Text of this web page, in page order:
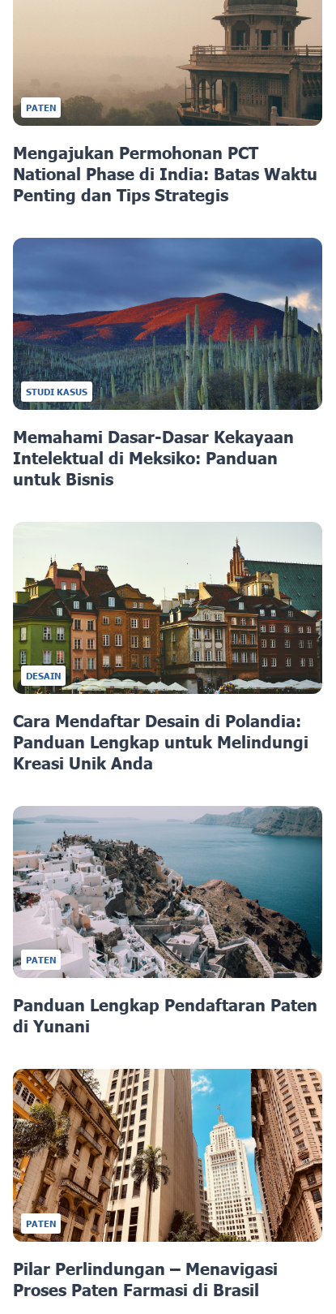
PATEN
Mengajukan Permohonan PCT
National Phase di India: Batas Waktu
Penting dan Tips Strategis
STUDI KASUS
Memahami Dasar-Dasar Kekayaan
Intelektual di Meksiko: Panduan
untuk Bisnis
DESAIN
Cara Mendaftar Desain di Polandia:
Panduan Lengkap untuk Melindungi
Kreasi Unik Anda
PATEN
Panduan Lengkap Pendaftaran Paten
di Yunani
PATEN
Pilar Perlindungan – Menavigasi
Proses Paten Farmasi di Brasil